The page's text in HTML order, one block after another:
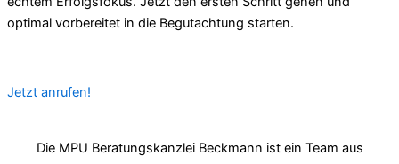
optimal vorbereitet in die Begutachtung starten.
Jetzt anrufen!
Die MPU Beratungskanzlei Beckmann ist ein Team aus